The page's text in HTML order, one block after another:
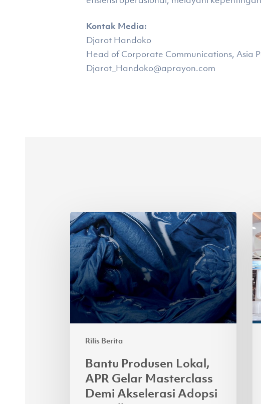
Kontak Media:
Djarot Handoko
Head of Corporate Communications, Asia
Djarot_Handoko@aprayon.com
Rilis Berita
Bantu
Produsen
Lokal,
APR
Gelar
Masterclass
Demi
Akselerasi
Lyocell
Bantu Produsen Lokal,
APR Gelar Masterclass
Demi Akselerasi Adopsi